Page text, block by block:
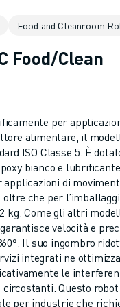
AD ARCO
E CAMERE BIANCHE
Food and Cleanroom
Food/Clean
per
alimentare, il
ISO Classe 5. È
bianco e
di
che per
kg. Come gli altri
velocità e
Il suo ingombro
integrati ne
le
Questo
per industrie che